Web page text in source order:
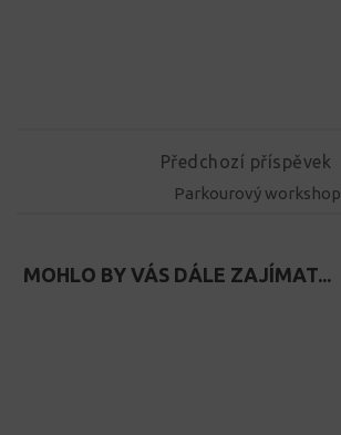
Předchozí příspěvek
Parkourový workshop
MOHLO BY VÁS DÁLE ZAJÍMAT...